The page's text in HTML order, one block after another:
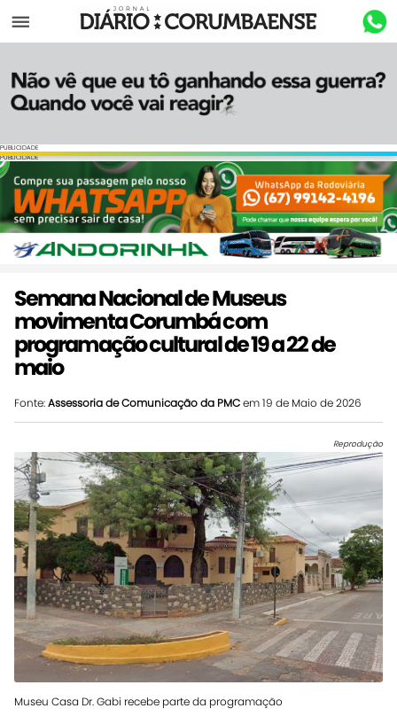
Menu
PUBLICIDADE
PUBLICIDADE
Semana Nacional de Museus
movimenta Corumbá com
programação cultural de 19 a 22 de
maio
Fonte:Assessoria de Comunicação da PMCem 19 de Maio de 2026
Reprodução
Museu Casa Dr. Gabi recebe parte da programação